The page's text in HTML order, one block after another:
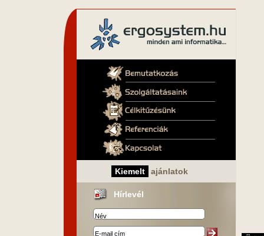
Kiemelt ajánlatok
Hírlevél